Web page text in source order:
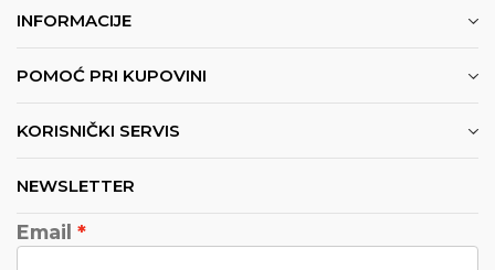
INFORMACIJE
POMOĆ PRI KUPOVINI
KORISNIČKI SERVIS
NEWSLETTER
Email